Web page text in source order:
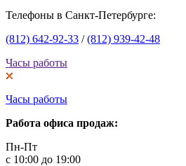
Телефоны в Санкт-Петербурге:
(812) 642-92-33 /(812) 939-42-48
Часы работы
Часы работы
Работа офиса продаж:
Пн-Пт
с 10:00 до 19:00